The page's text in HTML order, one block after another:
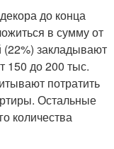
до конца
в сумму от
закладывают
150 до 200 тыс.
потратить
Остальные
количества